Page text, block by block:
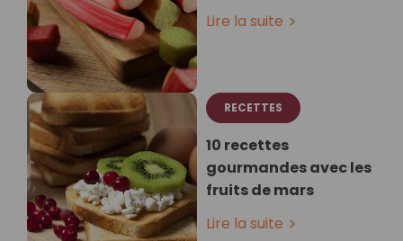
Lire la suite
RECETTES
10 recettes
gourmandes avec les
fruits de mars
Lire la suite